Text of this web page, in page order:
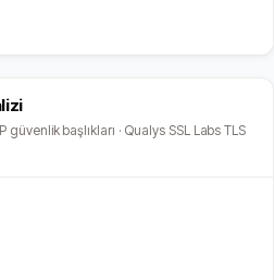
başlıkları · Qualys SSL Labs TLS